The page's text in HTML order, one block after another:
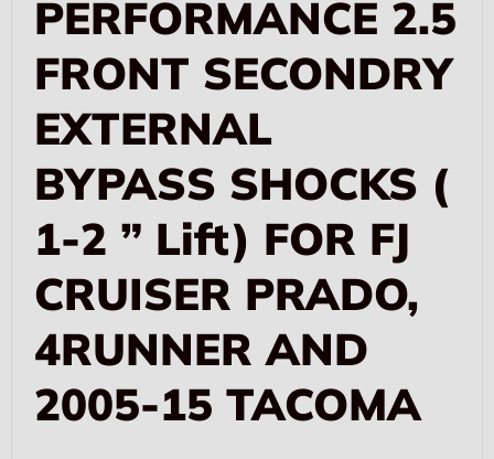
PERFORMANCE 2.5
FRONT SECONDRY
EXTERNAL
BYPASS SHOCKS (
1-2 ” Lift) FOR FJ
CRUISER PRADO,
4RUNNER AND
2005-15 TACOMA